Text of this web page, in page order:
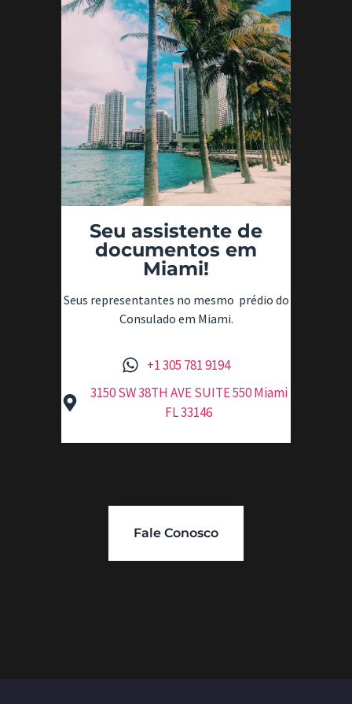
Seu assistente de
documentos em
Miami!
Seus representantes no mesmo prédio do
Consulado em Miami.
+1 305 781 9194
3150 SW 38TH AVE SUITE 550 Miami
FL 33146
Fale Conosco